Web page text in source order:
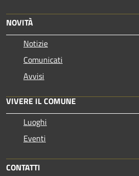
NOVITÀ
Notizie
Comunicati
Avvisi
VIVERE IL COMUNE
Luoghi
Eventi
CONTATTI